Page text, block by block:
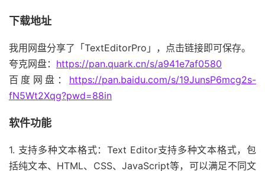
下载地址
我用网盘分享了「TextEditorPro」，点击链接即可保存。
夸克网盘： https://pan.quark.cn/s/a941e7af0580
百度网盘： https://pan.baidu.com/s/19JunsP6mcg2s-
fN5Wt2Xqg?pwd=88in
软件功能
1. 支持多种文本格式：Text Editor支持多种文本格式，包
括纯文本、HTML、CSS、JavaScript等，可以满足不同文